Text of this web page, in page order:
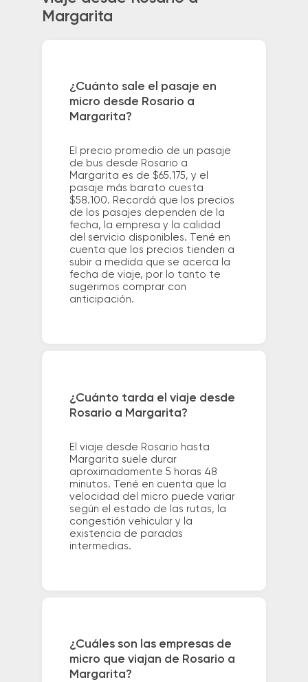
Margarita
¿Cuánto sale el pasaje en
micro desde Rosario a
Margarita?
El precio promedio de un pasaje
de bus desde Rosario a
Margarita es de $65.175, y el
pasaje más barato cuesta
$58.100. Recordá que los precios
de los pasajes dependen de la
fecha, la empresa y la calidad
del servicio disponibles. Tené en
cuenta que los precios tienden a
subir a medida que se acerca la
fecha de viaje, por lo tanto te
sugerimos comprar con
anticipación.
¿Cuánto tarda el viaje desde
Rosario a Margarita?
El viaje desde Rosario hasta
Margarita suele durar
aproximadamente 5 horas 48
minutos. Tené en cuenta que la
velocidad del micro puede variar
según el estado de las rutas, la
congestión vehicular y la
existencia de paradas
intermedias.
¿Cuáles son las empresas de
micro que viajan de Rosario a
Margarita?